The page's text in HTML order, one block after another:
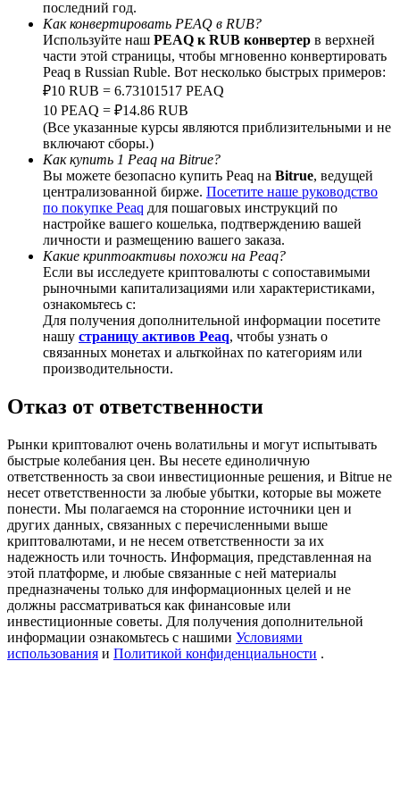
Deposit CASHCAT & Win
Share 500000 CASHCAT prize pool
Exclusive for BitMart Users
Register & Trade to Win 500,000 USDT
Precious Metals Trading Carnival
Trade Gold & Silver · 33,333 USDT Bonus
USDT New User Exclusive 10% APR
USDT Flexible Staking | Daily Rewards
New Listing Futures Fest
Trade New Futures, Win 200,000 USDT
Crypto World Cup 2026: Grand Finale
77,777+3k Rewards
последний год.
Как конвертировать PEAQ в RUB?
Используйте наш PEAQ к RUB конвертер в верхней
части этой страницы, чтобы мгновенно конвертировать
Peaq в Russian Ruble. Вот несколько быстрых примеров:
₽10 RUB = 6.73101517 PEAQ
10 PEAQ = ₽14.86 RUB
(Все указанные курсы являются приблизительными и не
включают сборы.)
Как купить 1 Peaq на Bitrue?
Вы можете безопасно купить Peaq на Bitrue, ведущей
централизованной бирже. Посетите наше руководство
по покупке Peaq для пошаговых инструкций по
настройке вашего кошелька, подтверждению вашей
личности и размещению вашего заказа.
Какие криптоактивы похожи на Peaq?
Если вы исследуете криптовалюты с сопоставимыми
рыночными капитализациями или характеристиками,
ознакомьтесь с:
Для получения дополнительной информации посетите
нашу страницу активов Peaq, чтобы узнать о
связанных монетах и альткойнах по категориям или
производительности.
Отказ от ответственности
Рынки криптовалют очень волатильны и могут испытывать
быстрые колебания цен. Вы несете единоличную
ответственность за свои инвестиционные решения, и Bitrue не
несет ответственности за любые убытки, которые вы можете
понести. Мы полагаемся на сторонние источники цен и
других данных, связанных с перечисленными выше
криптовалютами, и не несем ответственности за их
надежность или точность. Информация, представленная на
этой платформе, и любые связанные с ней материалы
предназначены только для информационных целей и не
должны рассматриваться как финансовые или
инвестиционные советы. Для получения дополнительной
информации ознакомьтесь с нашими Условиями
использования и Политикой конфиденциальности .